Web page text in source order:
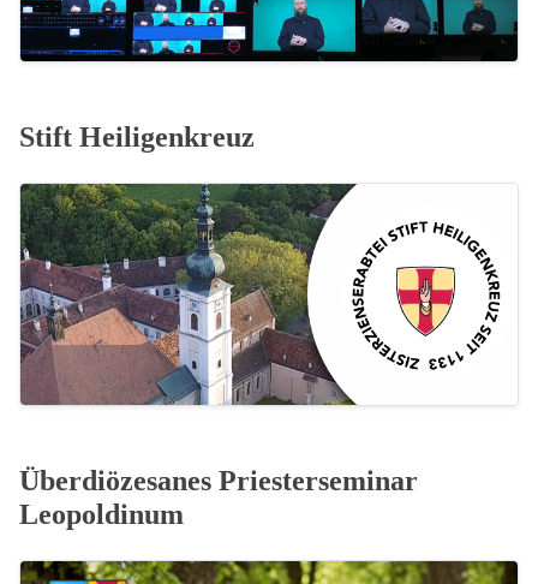
Stift Heiligenkreuz
Überdiözesanes Priesterseminar
Leopoldinum